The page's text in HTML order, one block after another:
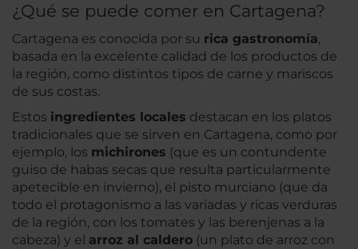
¿Qué se puede comer en Cartagena?
Cartagena es conocida por su rica gastronomía,
basada en la excelente calidad de los productos de
la región, como distintos tipos de carne y mariscos
de sus costas.
Estos ingredientes locales destacan en los platos
tradicionales que se sirven en Cartagena, como por
ejemplo, los michirones (que es un contundente
guiso de habas secas que resulta particularmente
apetecible en invierno), el pisto murciano (que da
todo el protagonismo a las variadas y ricas verduras
de la región, con los tomates y las berenjenas a la
cabeza) y el arroz al caldero (un plato de arroz con